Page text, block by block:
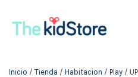
Inicio / Tienda / Habitacion / Play /